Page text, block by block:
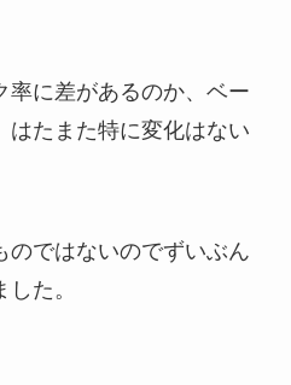
率に差があるのか、ベー
はたまた特に変化はない
のではないのでずいぶん
た。